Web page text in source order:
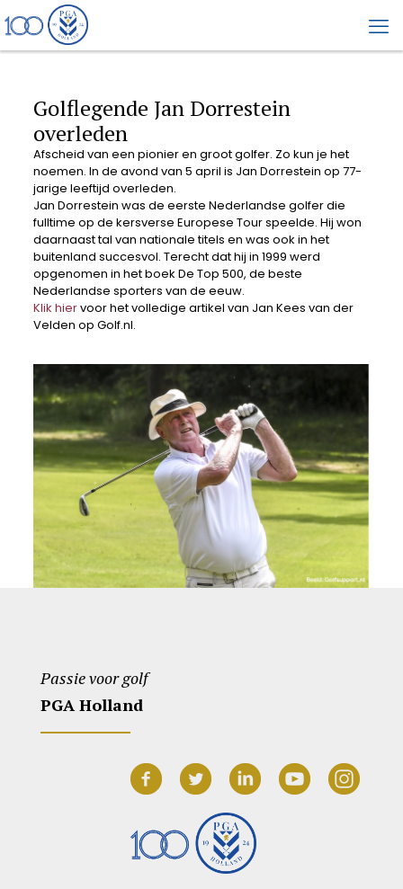
Golflegende Jan Dorrestein
overleden
Afscheid van een pionier en groot golfer. Zo kun je het
noemen. In de avond van 5 april is Jan Dorrestein op 77-
jarige leeftijd overleden.
Jan Dorrestein was de eerste Nederlandse golfer die
fulltime op de kersverse Europese Tour speelde. Hij won
daarnaast tal van nationale titels en was ook in het
buitenland succesvol. Terecht dat hij in 1999 werd
opgenomen in het boek De Top 500, de beste
Nederlandse sporters van de eeuw.
Klik hiervoor het volledige artikel van Jan Kees van der
Velden op Golf.nl.
Passie voor golf
PGA Holland